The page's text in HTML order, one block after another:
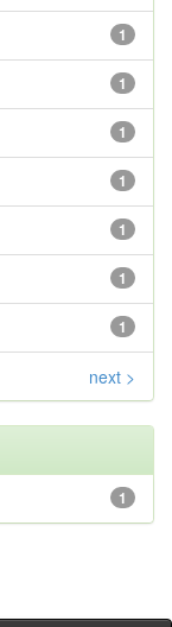
1
1
1
1
1
1
1
next >
1